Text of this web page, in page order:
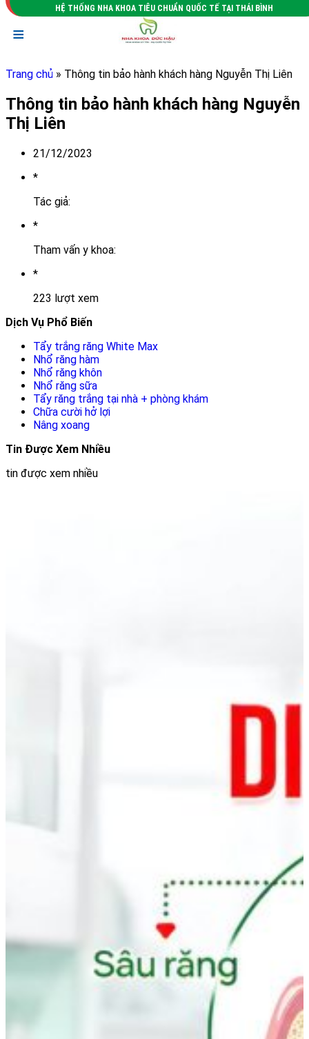
HỆ THỐNG NHA KHOA TIÊU CHUẨN QUỐC TẾ TẠI THÁI BÌNH
≡
Trang chủ » Thông tin bảo hành khách hàng Nguyễn Thị Liên
Thông tin bảo hành khách hàng Nguyễn
Thị Liên
21/12/2023
*
Tác giả:
*
Tham vấn y khoa:
*
223 lượt xem
Dịch Vụ Phổ Biến
Tẩy trắng răng White Max
Nhổ răng hàm
Nhổ răng khôn
Nhổ răng sữa
Tẩy răng trắng tại nhà + phòng khám
Chữa cười hở lợi
Nâng xoang
Tin Được Xem Nhiều
tin được xem nhiều